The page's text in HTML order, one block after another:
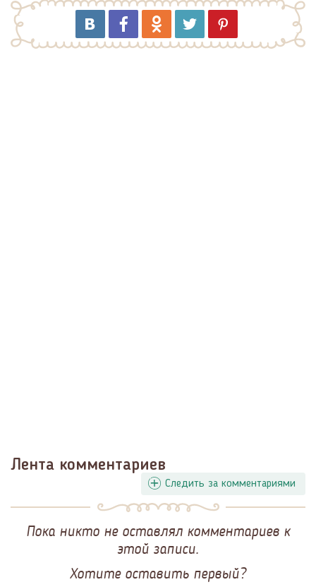
Лента комментариев
Следить за комментариями
Пока никто не оставлял комментариев к
этой записи.
Хотите оставить первый?